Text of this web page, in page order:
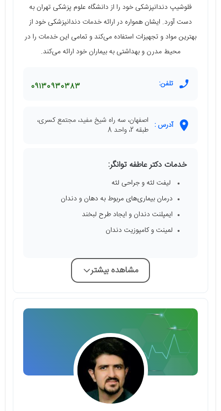
فلوشیپ دندانپزشکی خود را از دانشگاه علوم پزشکی تهران به
دست آورد. ایشان همواره در ارائه خدمات دندانپزشکی خود از
بهترین مواد و تجهیزات استفاده می‌کند و تمامی این خدمات را در
محیط مدرن و بهداشتی به بیماران خود ارائه می‌کند.
تلفن: 09130930383
آدرس : اصفهان، سه راه شیخ مفید، مجتمع کسری،
طبقه 2، واحد 8
خدمات دکتر عاطفه توانگر:
لیفت لثه و جراحی لثه
درمان بیماری‌های مربوط به دهان و دندان
ایمپلنت دندان و ایجاد طرح لبخند
لمینت و کامپوزیت دندان
مشاهده بیشتر